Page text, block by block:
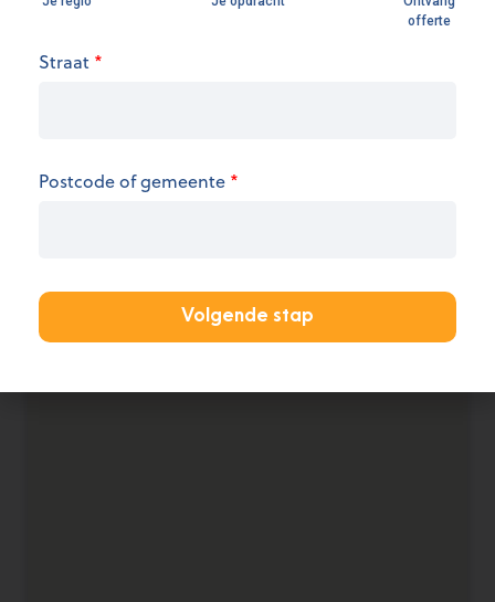
KANTOOR AANMELDEN
Straat *
Postcode of gemeente *
Volgende stap